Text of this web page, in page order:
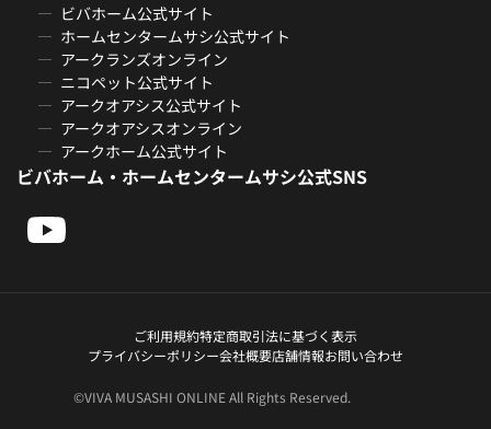
ビバホーム公式サイト
ホームセンタームサシ公式サイト
アークランズオンライン
ニコペット公式サイト
アークオアシス公式サイト
アークオアシスオンライン
アークホーム公式サイト
ビバホーム・ホームセンタームサシ公式SNS
ご利用規約特定商取引法に基づく表示
プライバシーポリシー会社概要店舗情報お問い合わせ
©VIVA MUSASHI ONLINE All Rights Reserved.